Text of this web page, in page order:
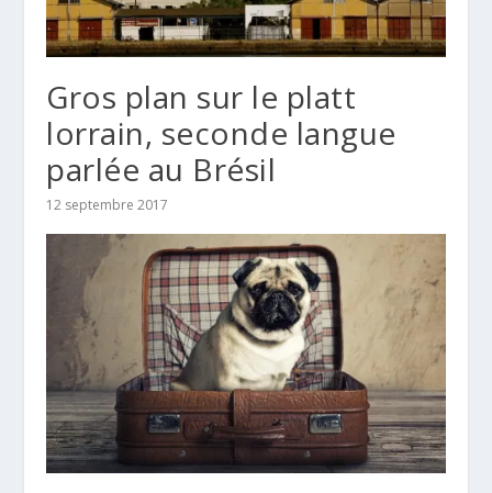
Gros plan sur le platt
lorrain, seconde langue
parlée au Brésil
12 septembre 2017